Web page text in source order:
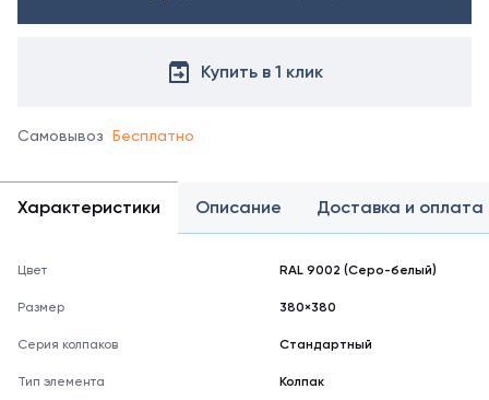
Купить в 1 клик
Самовывоз Бесплатно
Характеристики Описание Доставка и оплата
Цвет RAL 9002 (Серо-белый)
Размер 380×380
Серия колпаков Стандартный
Тип элемента Колпак